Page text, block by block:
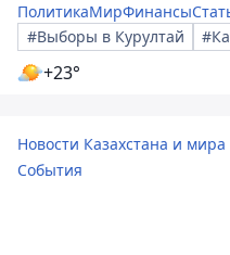
ПолитикаМирФинансы
#Выборы в Курултай
+23°
Новости Казахстана и мира
События